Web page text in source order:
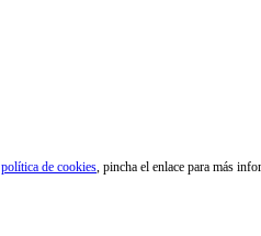
política de cookies, pincha el enlace para más